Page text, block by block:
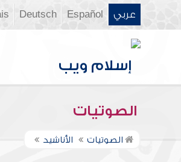
عربي Español
Deutsch
الصوتيات
الصوتيات الأناشيد